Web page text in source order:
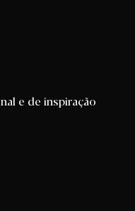
e de inspiração